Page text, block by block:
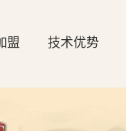
盟 技术优势